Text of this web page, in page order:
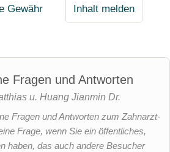
Gewähr Inhalt melden
Fragen und Antworten
u. Huang Jianmin Dr.
Fragen und Antworten zum Zahnarzt-
Frage, wenn Sie ein öffentliches,
haben, das auch andere Besucher